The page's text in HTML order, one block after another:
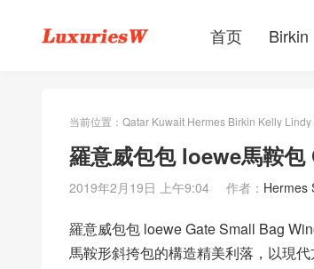
首页 Birkin
当前位置： Qatar Kuwait Hermes Birkin Kelly Lindy
羅意威包包 loewe馬鞍
2019年2月19日 上午9:04 作者： Hermes
羅意威包包 loewe Gate Small Bag
馬鞍形斜挎包的構造精美利落，以現